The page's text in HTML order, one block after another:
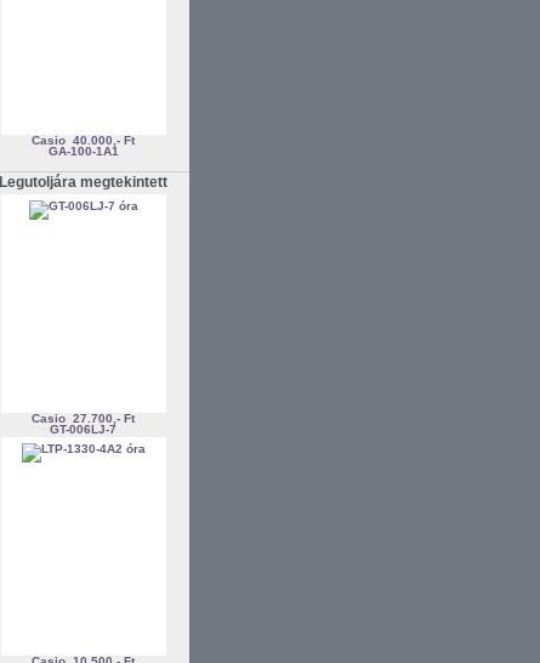
Casio 40.000,- Ft
GA-100-1A1
Legutoljára megtekintett
Casio 27.700,- Ft
GT-006LJ-7